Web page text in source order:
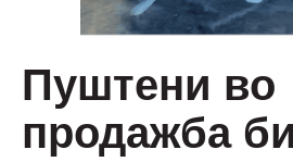
Пуштени во
продажба